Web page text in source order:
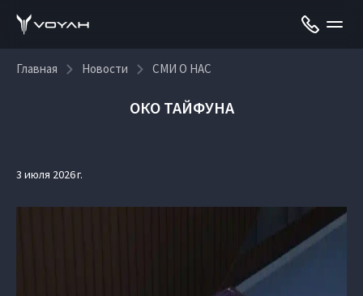
Главная Новости СМИ О НАС
ОКО ТАЙФУНА
3 июля 2026 г.